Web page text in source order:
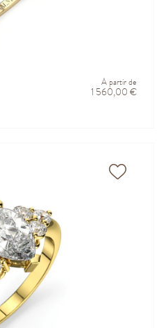
À partir de
1 560,00 €